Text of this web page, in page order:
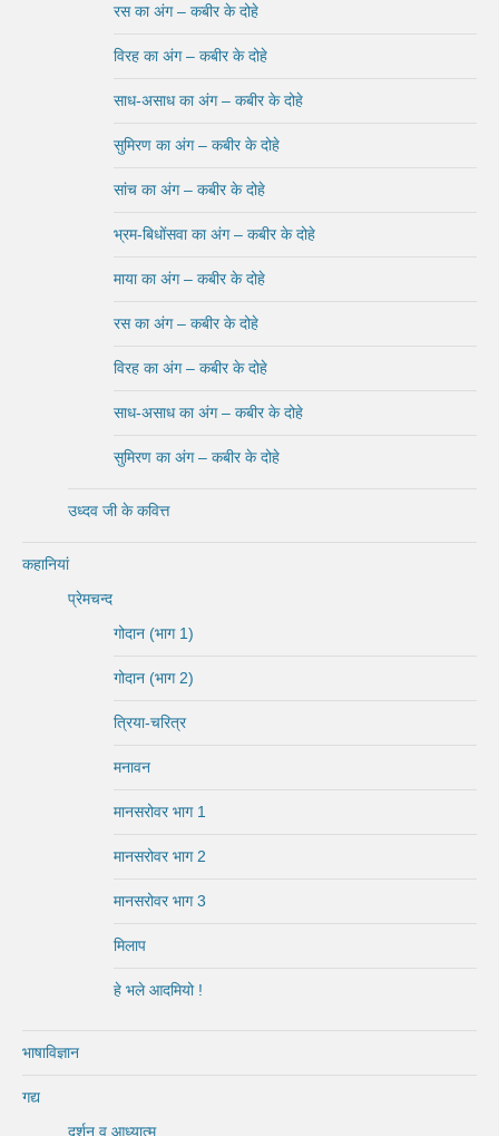
रस का अंग – कबीर के दोहे
विरह का अंग – कबीर के दोहे
साध-असाध का अंग – कबीर के दोहे
सुमिरण का अंग – कबीर के दोहे
सांच का अंग – कबीर के दोहे
भ्रम-बिधोंसवा का अंग – कबीर के दोहे
माया का अंग – कबीर के दोहे
रस का अंग – कबीर के दोहे
विरह का अंग – कबीर के दोहे
साध-असाध का अंग – कबीर के दोहे
सुमिरण का अंग – कबीर के दोहे
उध्दव जी के कवित्त
कहानियां
प्रेमचन्द
गोदान (भाग 1)
गोदान (भाग 2)
त्रिया-चरित्र
मनावन
मानसरोवर भाग 1
मानसरोवर भाग 2
मानसरोवर भाग 3
मिलाप
हे भले आदमियो !
भाषाविज्ञान
गद्य
दर्शन व आध्यात्म